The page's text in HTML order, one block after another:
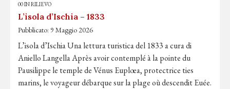
00 IN RILIEVO
L’isola d’Ischia – 1833
Pubblicato: 9 Maggio 2026
L’isola d’Ischia Una lettura turistica del 1833 a cura di
Aniello Langella Après avoir contemplé à la pointe du
Pausilippe le temple de Vénus Euplœa, protectrice ties
marins, le voyageur débarque sur la plage où descendit Euée.